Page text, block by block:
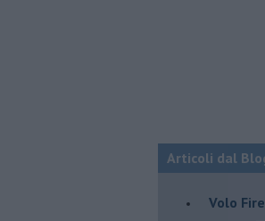
Articoli dal
Volo